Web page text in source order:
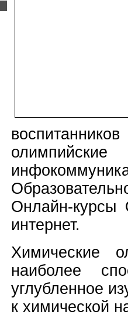
Онлайн-курсы
интернет.
Химические
наиболее
углубленное
к химической